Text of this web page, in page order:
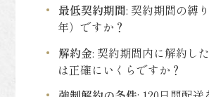
最低契約期間: 契約期間の縛
年）ですか？
解約金: 契約期間内に解約し
は正確にいくらですか？